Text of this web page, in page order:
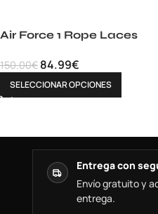
Air Force 1 Rope Laces
150.00€ 84.99€
SELECCIONAR OPCIONES
Entrega con
Envío gratuito y
entrega.